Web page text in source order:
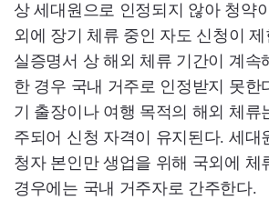
상 세대원으로 인정되지 않아 청약
외에 장기 체류 중인 자도 신청이
실증명서 상 해외 체류 기간이 계속
한 경우 국내 거주로 인정받지 못한
기 출장이나 여행 목적의 해외 체류
주되어 신청 자격이 유지된다. 세대
청자 본인만 생업을 위해 국외에 체
경우에는 국내 거주자로 간주한다.